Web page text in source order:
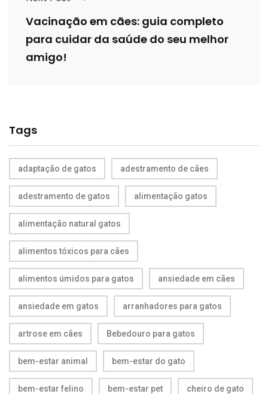
Vacinação em cães: guia completo
para cuidar da saúde do seu melhor
amigo!
Tags
adaptação de gatos adestramento de cães
adestramento de gatos alimentação gatos
alimentação natural gatos
alimentos tóxicos para cães
alimentos úmidos para gatos ansiedade em cães
ansiedade em gatos arranhadores para gatos
artrose em cães Bebedouro para gatos
bem-estar animal bem-estar do gato
bem-estar felino bem-estar pet cheiro de gato